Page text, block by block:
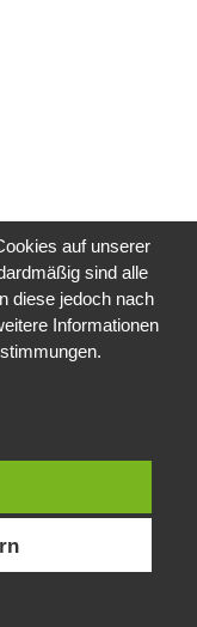
auf unserer
sind alle
diese jedoch nach
Informationen